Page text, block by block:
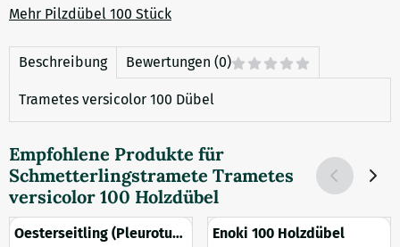
Mehr Pilzdübel 100 Stück
Beschreibung Bewertungen (0)
Trametes versicolor 100 Dübel
Empfohlene Produkte für
Schmetterlingstramete Trametes
versicolor 100 Holzdübel
Oesterseitling (Pleurotus
Enoki 100 Holzdübel